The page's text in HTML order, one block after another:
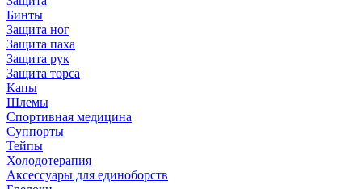
Бинты
Защита ног
Защита паха
Защита рук
Защита торса
Капы
Шлемы
Спортивная медицина
Суппорты
Тейпы
Холодотерапия
Аксессуары для единоборств